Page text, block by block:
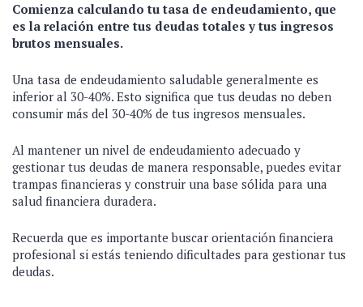
Comienza calculando tu tasa de endeudamiento, que
es la relación entre tus deudas totales y tus ingresos
brutos mensuales.
Una tasa de endeudamiento saludable generalmente es
inferior al 30-40%. Esto significa que tus deudas no deben
consumir más del 30-40% de tus ingresos mensuales.
Al mantener un nivel de endeudamiento adecuado y
gestionar tus deudas de manera responsable, puedes evitar
trampas financieras y construir una base sólida para una
salud financiera duradera.
Recuerda que es importante buscar orientación financiera
profesional si estás teniendo dificultades para gestionar tus
deudas.